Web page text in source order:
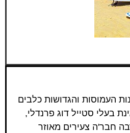
העמוסות והגדושות כלבים
בעלי סטייל דוג פרנדלי,
חבר'ה צעירים מאוזר